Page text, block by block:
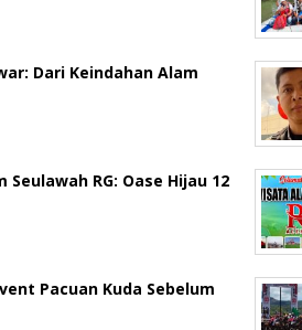
Dari Keindahan Alam
RG: Oase Hijau 12
Pacuan Kuda Sebelum